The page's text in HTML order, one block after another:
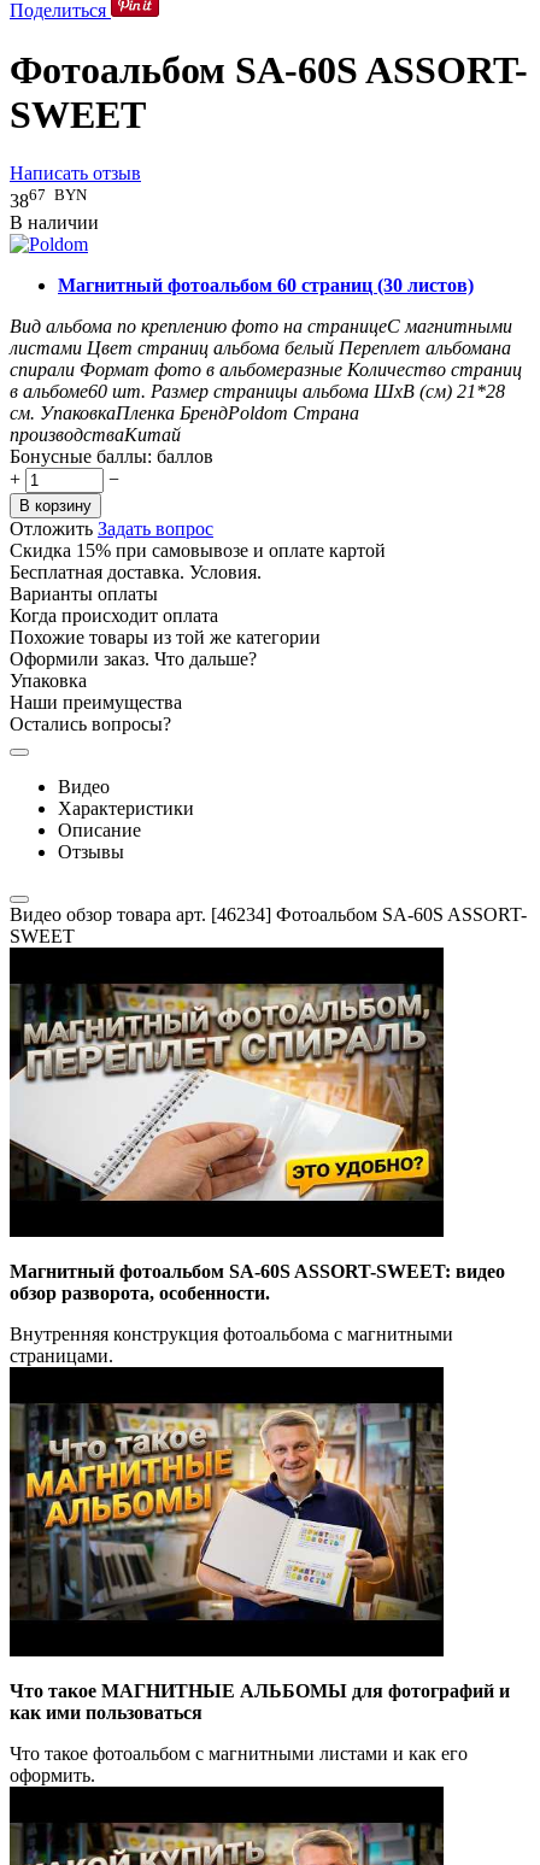
Поделиться
Фотоальбом SA-60S ASSORT-
SWEET
Написать отзыв
3867 BYN
В наличии
Магнитный фотоальбом 60 страниц (30 листов)
Вид альбома по креплению фото на страницеС магнитными
листами Цвет страниц альбома белый Переплет альбомана
спирали Формат фото в альбомеразные Количество страниц
в альбоме60 шт. Размер страницы альбома ШxВ (см) 21*28
см. УпаковкаПленка БрендPoldom Страна
производстваКитай
Бонусные баллы: баллов
+
−
В корзину
Отложить Задать вопрос
Скидка 15% при самовывозе и оплате картой
Бесплатная доставка. Условия.
Варианты оплаты
Когда происходит оплата
Похожие товары из той же категории
Оформили заказ. Что дальше?
Упаковка
Наши преимущества
Остались вопросы?
Видео
Характеристики
Описание
Отзывы
Видео обзор товара арт. [46234] Фотоальбом SA-60S ASSORT-
SWEET
Магнитный фотоальбом SA-60S ASSORT-SWEET: видео
обзор разворота, особенности.
Внутренняя конструкция фотоальбома с магнитными
страницами.
Что такое МАГНИТНЫЕ АЛЬБОМЫ для фотографий и
как ими пользоваться
Что такое фотоальбом с магнитными листами и как его
оформить.